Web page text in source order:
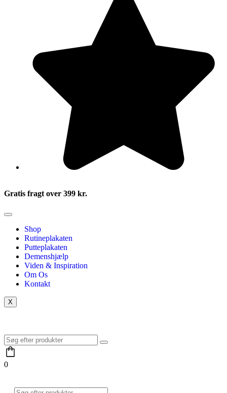
Gratis fragt over 399 kr.
Shop
Rutineplakaten
Putteplakaten
Demenshjælp
Viden & Inspiration
Om Os
Kontakt
X
0